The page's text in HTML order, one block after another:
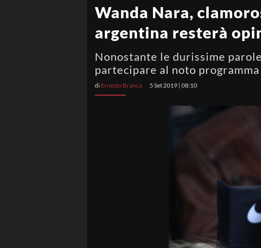
Wanda Nara,
argentina resterà
Nonostante le durissime
partecipare al noto
di Ernesto Branca 5 Set 2019 | 08:10